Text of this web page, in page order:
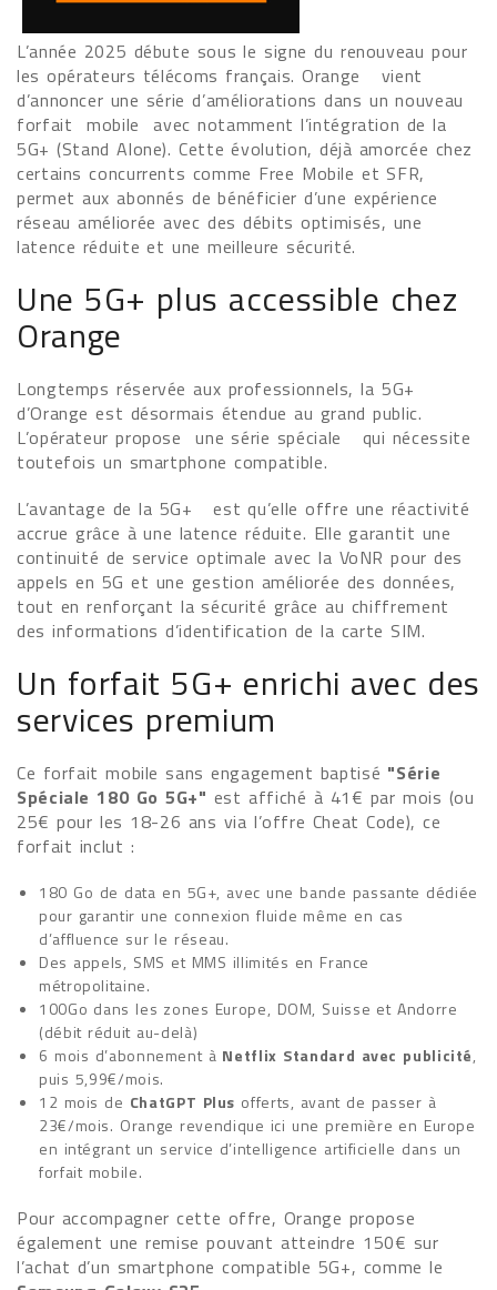
L’année 2025 débute sous le signe du renouveau pour
les opérateurs télécoms français. Orange vient
d’annoncer une série d’améliorations dans un nouveau
forfait mobile avec notamment l’intégration de la
5G+ (Stand Alone). Cette évolution, déjà amorcée chez
certains concurrents comme Free Mobile et SFR,
permet aux abonnés de bénéficier d’une expérience
réseau améliorée avec des débits optimisés, une
latence réduite et une meilleure sécurité.
Une 5G+ plus accessible chez
Orange
Longtemps réservée aux professionnels, la 5G+
d’Orange est désormais étendue au grand public.
L’opérateur propose une série spéciale qui nécessite
toutefois un smartphone compatible.
L’avantage de la 5G+ est qu’elle offre une réactivité
accrue grâce à une latence réduite. Elle garantit une
continuité de service optimale avec la VoNR pour des
appels en 5G et une gestion améliorée des données,
tout en renforçant la sécurité grâce au chiffrement
des informations d’identification de la carte SIM.
Un forfait 5G+ enrichi avec des
services premium
Ce forfait mobile sans engagement baptisé "Série
Spéciale 180 Go 5G+" est affiché à 41€ par mois (ou
25€ pour les 18-26 ans via l’offre Cheat Code), ce
forfait inclut :
180 Go de data en 5G+, avec une bande passante dédiée
pour garantir une connexion fluide même en cas
d’affluence sur le réseau.
Des appels, SMS et MMS illimités en France
métropolitaine.
100Go dans les zones Europe, DOM, Suisse et Andorre
(débit réduit au-delà)
6 mois d’abonnement à Netflix Standard avec publicité,
puis 5,99€/mois.
12 mois de ChatGPT Plus offerts, avant de passer à
23€/mois. Orange revendique ici une première en Europe
en intégrant un service d’intelligence artificielle dans un
forfait mobile.
Pour accompagner cette offre, Orange propose
également une remise pouvant atteindre 150€ sur
l’achat d’un smartphone compatible 5G+, comme le